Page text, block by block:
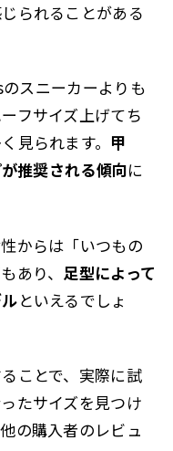
られることがある
スニーカーよりも
フサイズ上げてち
見られます。 甲
推奨される傾向に
からは「いつもの
あり、 足型によって
といえるでしょ
ことで、実際に試
たサイズを見つけ
の購入者のレビュ